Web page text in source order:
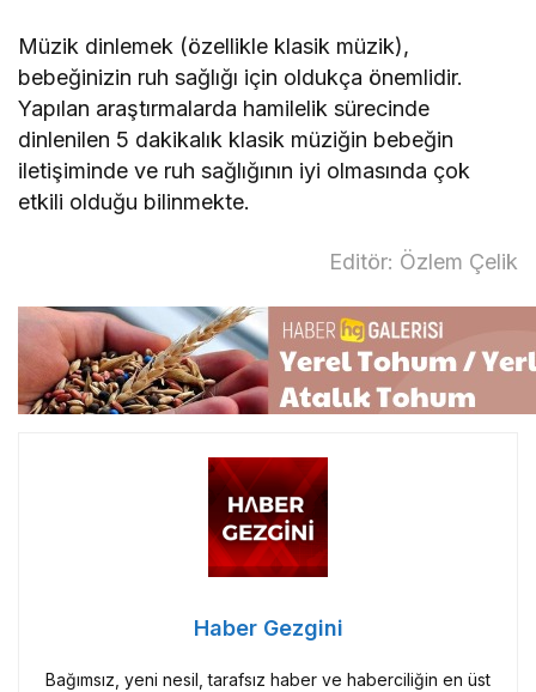
Müzik dinlemek (özellikle klasik müzik),
bebeğinizin ruh sağlığı için oldukça önemlidir.
Yapılan araştırmalarda hamilelik sürecinde
dinlenilen 5 dakikalık klasik müziğin bebeğin
iletişiminde ve ruh sağlığının iyi olmasında çok
etkili olduğu bilinmekte.
Editör: Özlem Çelik
Haber Gezgini
Bağımsız, yeni nesil, tarafsız haber ve haberciliğin en üst